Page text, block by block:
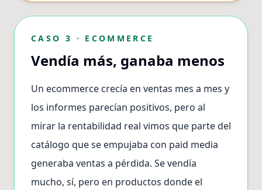
CASO 3 · ECOMMERCE
Vendía más, ganaba menos
Un ecommerce crecía en ventas mes a mes y
los informes parecían positivos, pero al
mirar la rentabilidad real vimos que parte del
catálogo que se empujaba con paid media
generaba ventas a pérdida. Se vendía
mucho, sí, pero en productos donde el